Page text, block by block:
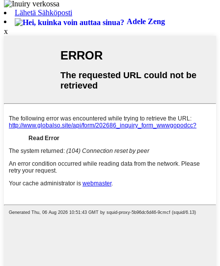
Lähetä Sähköposti
Adele Zeng
x